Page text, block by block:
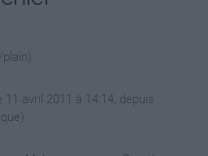
11 avril 2011 à 14:14, depuis